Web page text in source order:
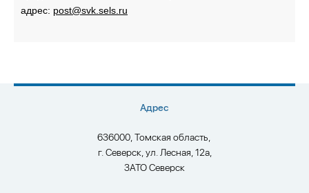
адрес: pоst@svk.sels.ru
Адрес
636000, Томская область,
г. Северск, ул. Лесная, 12а,
ЗАТО Северск